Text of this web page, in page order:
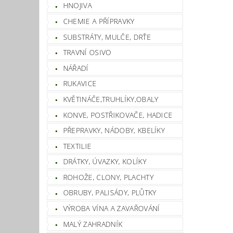
HNOJIVA
CHEMIE A PŘÍPRAVKY
SUBSTRÁTY, MULČE, DRŤE
TRAVNÍ OSIVO
NÁŘADÍ
RUKAVICE
KVĚTINÁČE,TRUHLÍKY,OBALY
KONVE, POSTŘIKOVAČE, HADICE
PŘEPRAVKY, NÁDOBY, KBELÍKY
TEXTILIE
DRÁTKY, ÚVAZKY, KOLÍKY
ROHOŽE, CLONY, PLACHTY
OBRUBY, PALISÁDY, PLŮTKY
VÝROBA VÍNA A ZAVAŘOVÁNÍ
MALÝ ZAHRADNÍK